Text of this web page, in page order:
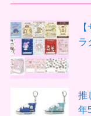
ラ
推
年